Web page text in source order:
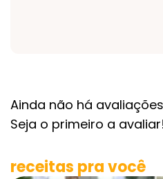
Ainda não há
Seja o primeiro a avaliar!
receitas pra você